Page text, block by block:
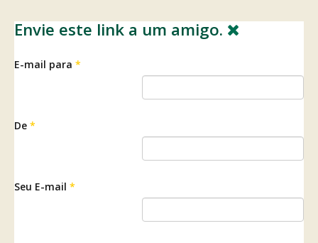
Envie este link a um amigo.
E-mail para *
De *
Seu E-mail *